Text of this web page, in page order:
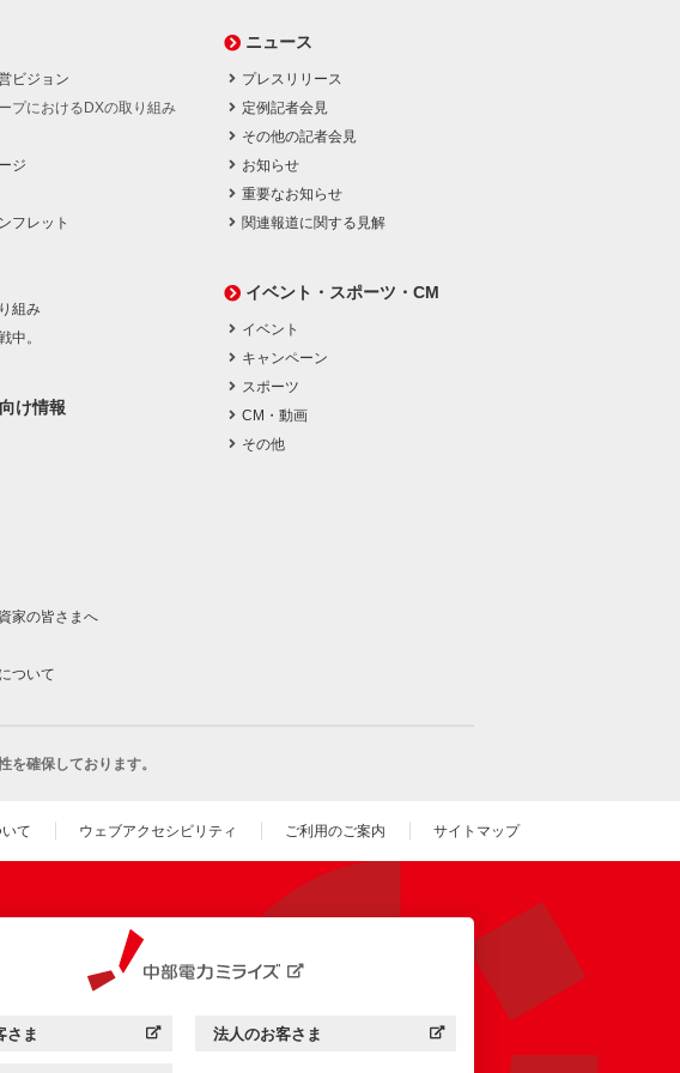
ビジョン
プにおけるDXの取り組み
ジ
フレット
組み
中。
け情報
家の皆さまへ
ついて
ニュース
プレスリリース
定例記者会見
その他の記者会見
お知らせ
重要なお知らせ
関連報道に関する見解
イベント・スポーツ・CM
イベント
キャンペーン
スポーツ
CM・動画
その他
を確保しております。
て ウェブアクセシビリティ ご利用のご案内 サイトマップ
イズ：
さま
ィンドウを開きます） 中部電力ミライズ：
法人のお客さま
（新しいウィンドウを開きます）